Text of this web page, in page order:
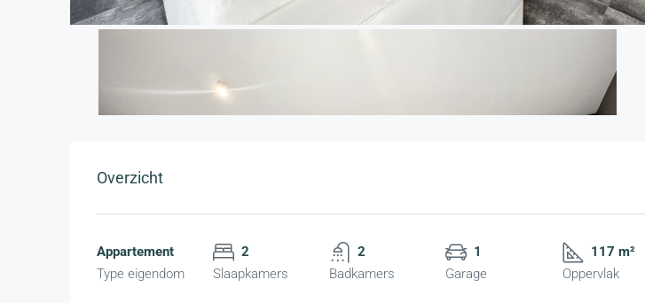
Overzicht
Appartement
Type eigendom
2
Slaapkamers
2
Badkamers
1
Garage
117 m²
Oppervlak